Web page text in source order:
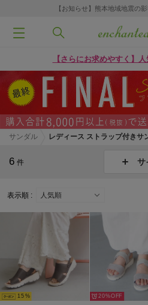
【お知らせ】熊本地域地震の
【さらにお求めやすく】
サンダル レディース ストラップ付きサ
6 件 サ
表示順 :
15 20%